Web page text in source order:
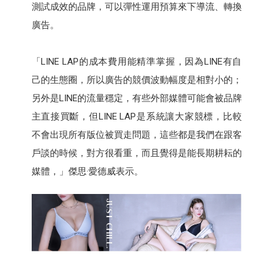
測試成效的品牌，可以彈性運用預算來下導流、轉換
廣告。
「LINE LAP的成本費用能精準掌握，因為LINE有自
己的生態圈，所以廣告的競價波動幅度是相對小的；
另外是LINE的流量穩定，有些外部媒體可能會被品牌
主直接買斷，但LINE LAP是系統讓大家競標，比較
不會出現所有版位被買走問題，這些都是我們在跟客
戶談的時候，對方很看重，而且覺得是能長期耕耘的
媒體，」傑思·愛德威表示。